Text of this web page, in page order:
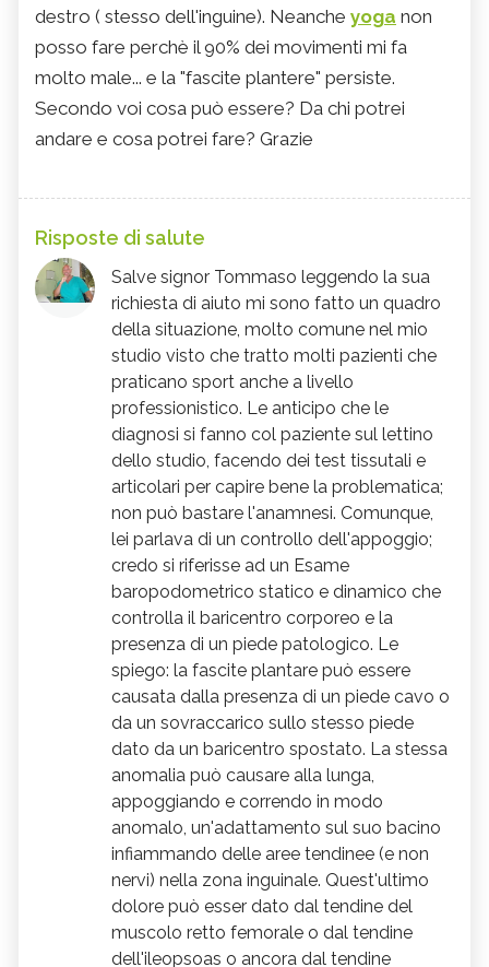
destro ( stesso dell'inguine). Neanche yoga non
posso fare perchè il 90% dei movimenti mi fa
molto male... e la "fascite plantere" persiste.
Secondo voi cosa può essere? Da chi potrei
andare e cosa potrei fare? Grazie
Risposte di salute
Salve signor Tommaso leggendo la sua
richiesta di aiuto mi sono fatto un quadro
della situazione, molto comune nel mio
studio visto che tratto molti pazienti che
praticano sport anche a livello
professionistico. Le anticipo che le
diagnosi si fanno col paziente sul lettino
dello studio, facendo dei test tissutali e
articolari per capire bene la problematica;
non può bastare l'anamnesi. Comunque,
lei parlava di un controllo dell'appoggio;
credo si riferisse ad un Esame
baropodometrico statico e dinamico che
controlla il baricentro corporeo e la
presenza di un piede patologico. Le
spiego: la fascite plantare può essere
causata dalla presenza di un piede cavo o
da un sovraccarico sullo stesso piede
dato da un baricentro spostato. La stessa
anomalia può causare alla lunga,
appoggiando e correndo in modo
anomalo, un'adattamento sul suo bacino
infiammando delle aree tendinee (e non
nervi) nella zona inguinale. Quest'ultimo
dolore può esser dato dal tendine del
muscolo retto femorale o dal tendine
dell'ileopsoas o ancora dal tendine